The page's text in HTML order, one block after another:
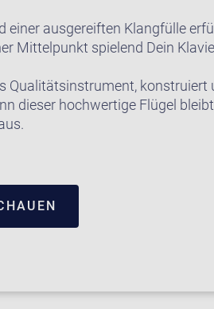
ausgereiften Klangfülle
Mittelpunkt spielend Dein
Qualitätsinstrument,
dieser hochwertige Flügel